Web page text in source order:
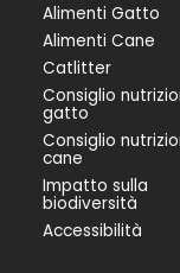
Alimenti Gatto
Alimenti Cane
Catlitter
Consiglio
gatto
Consiglio
cane
Impatto sulla
biodiversità
Accessibilità